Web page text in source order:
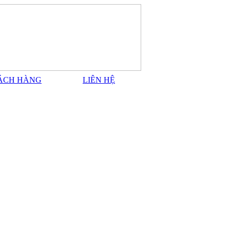
HÀNG LIÊN HỆ